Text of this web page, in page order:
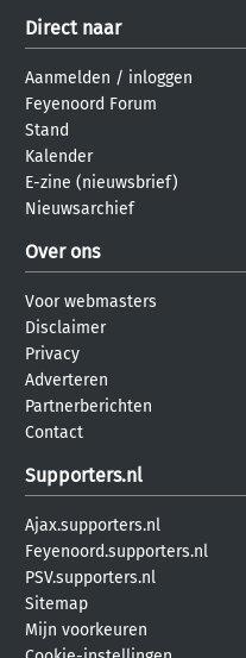
Direct naar
Aanmelden / inloggen
Feyenoord Forum
Stand
Kalender
E-zine (nieuwsbrief)
Nieuwsarchief
Over ons
Voor webmasters
Disclaimer
Privacy
Adverteren
Partnerberichten
Contact
Supporters.nl
Ajax.supporters.nl
Feyenoord.supporters.nl
PSV.supporters.nl
Sitemap
Mijn voorkeuren